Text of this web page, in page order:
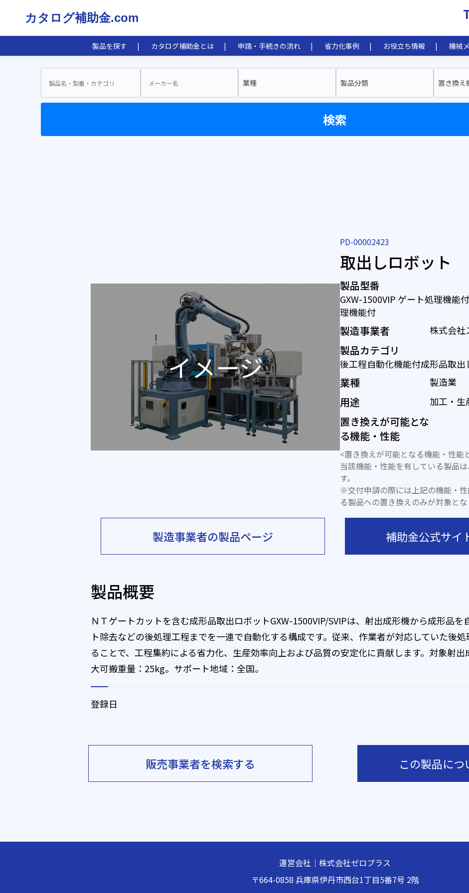
カタログ補助金.com
製品を探す カタログ補助金とは 申請・手続きの流れ 省力化事例 お役立ち情報 機械
業種 製品分類 置き換え
検索
PD-00002423
取出しロボット
製品型番
GXW-1500VIP ゲート処理機能
理機能付
製造事業者 株式会社
製品カテゴリ
後工程自動化機能付成形品取出
業種 製造業
用途 加工・生
置き換えが可能とな
る機能・性能
<置き換えが可能となる機能・性能
当該機能・性能を有している製品
す。
※交付申請の際には上記の機能・
る製品への置き換えのみが対象とな
製造事業者の製品ページ 補助金公式サイ
製品概要
ＮＴゲートカットを含む成形品取出ロボットGXW-1500VIP/SVIPは、射出成形機から成形品
ト除去などの後処理工程までを一連で自動化する構成です。従来、作業者が対応していた後
ることで、工程集約による省力化、生産効率向上および品質の安定化に貢献します。対象射
大可搬重量：25kg。サポート地域：全国。
登録日
販売事業者を検索する この製品に
運営会社｜株式会社ゼロプラス
〒664-0858 兵庫県伊丹市西台1丁目5番7号 2階